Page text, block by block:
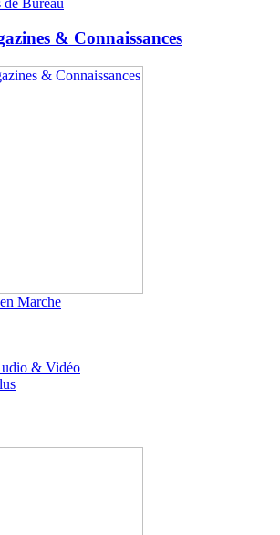
& Connaissances
Marche
& Vidéo